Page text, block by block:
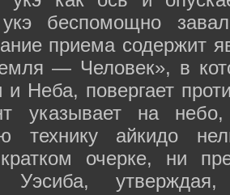
укэ беспомощно
приема содержит
— Человек», в
Неба, повергает
указывает на
технику айкидо
очерке, ни
Уэсиба,